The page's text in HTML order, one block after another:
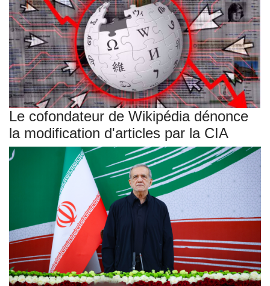
Le cofondateur de Wikipédia dénonce
la modification d'articles par la CIA